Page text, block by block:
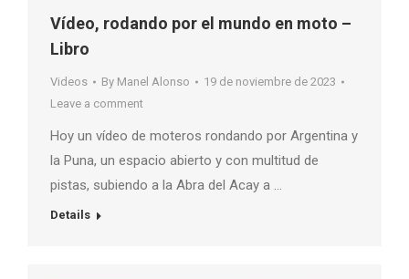
Vídeo, rodando por el mundo en moto –
Libro
Videos By Manel Alonso
19 de noviembre de 2023
Leave a comment
Hoy un vídeo de moteros rondando por Argentina y
la Puna, un espacio abierto y con multitud de
pistas, subiendo a la Abra del Acay a …
Details